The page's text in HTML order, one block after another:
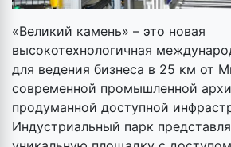
«Великий камень» – это новая
высокотехнологичная
для ведения бизнеса в 25 км от
современной промышленной
продуманной доступной
Индустриальный парк